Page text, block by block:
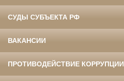
СУДЫ СУБЪЕКТА РФ
ВАКАНСИИ
ПРОТИВОДЕЙСТВИЕ КОРРУПЦИИ